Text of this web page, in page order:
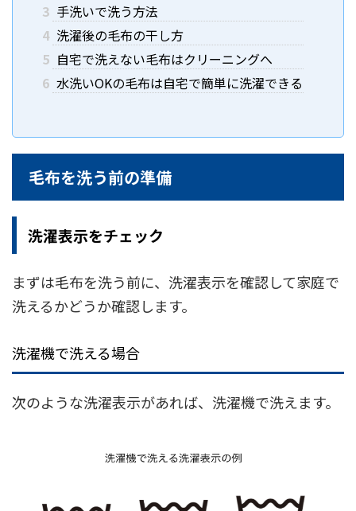
3 手洗いで洗う方法
4 洗濯後の毛布の干し方
5 自宅で洗えない毛布はクリーニングへ
6 水洗いOKの毛布は自宅で簡単に洗濯できる
毛布を洗う前の準備
洗濯表示をチェック
まずは毛布を洗う前に、洗濯表示を確認して家庭で
洗えるかどうか確認します。
洗濯機で洗える場合
次のような洗濯表示があれば、洗濯機で洗えます。